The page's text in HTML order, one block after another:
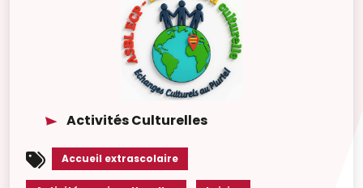
Activités Culturelles
Accueil extrascolaire